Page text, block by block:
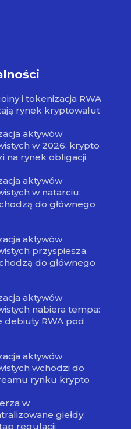
i tokenizacja RWA
rynek kryptowalut
aktywów
w 2026: krypto
na rynek obligacji
aktywów
w natarciu:
do głównego
aktywów
przyspiesza.
do głównego
aktywów
nabiera tempa:
debiuty RWA pod
aktywów
wchodzi do
rynku krypto
w
giełdy:
regulacji